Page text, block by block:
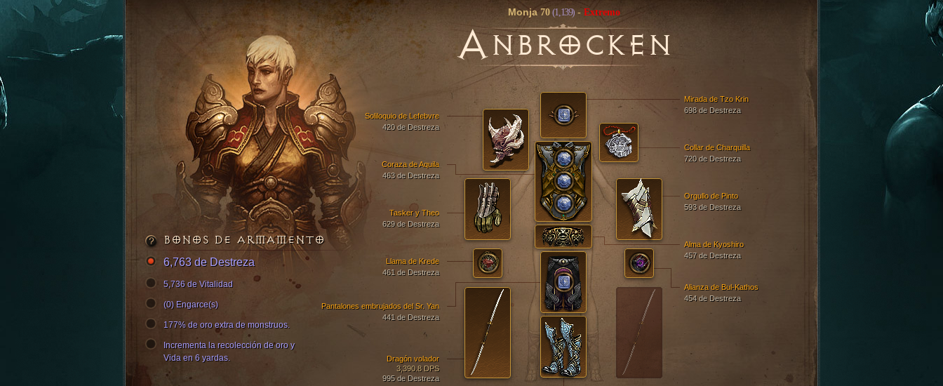
Monja70 (1,139) - Extremo
ANBROCKEN
Mirada de Tzo Krin
698 de Destreza
Coraza de Aquila
463 de Destreza
Tasker y Theo
629 de Destreza
Soliloquio de Lefebvre
420 de Destreza
Pantalones embrujados del Sr. Yan
441 de Destreza
Orgullo de Pinto
593 de Destreza
Dragón volador
3,390.8 DPS
995 de Destreza
Alma de Kyoshiro
457 de Destreza
Alianza de Bul-Kathos
454 de Destreza
Llama de Krede
461 de Destreza
Collar de Charquilla
720 de Destreza
BONOS DE ARMAMENTO
6,763 de Destreza
5,736 de Vitalidad
(0) Engarce(s)
177% de oro extra de monstruos.
Incrementa la recolección de oro y
Vida en 6 yardas.